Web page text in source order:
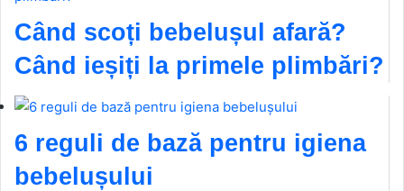
Când scoți bebelușul afară?
Când ieșiți la primele plimbări?
6 reguli de bază pentru igiena
bebelușului